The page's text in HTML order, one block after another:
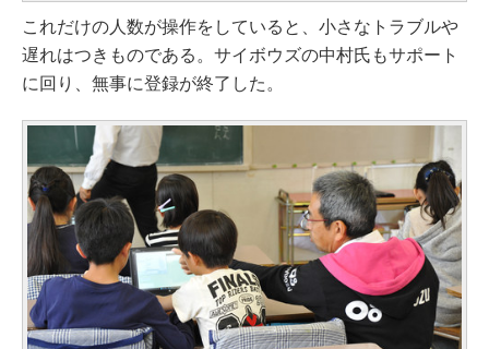
これだけの人数が操作をしていると、小さなトラブルや
遅れはつきものである。サイボウズの中村氏もサポート
に回り、無事に登録が終了した。